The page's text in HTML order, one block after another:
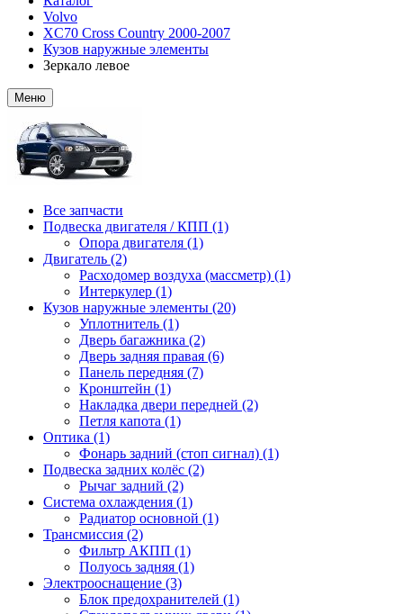
Volvo
XC70 Cross Country 2000-2007
Кузов наружные элементы
Зеркало левое
Меню
Все запчасти
Подвеска двигателя / КПП (1)
Опора двигателя (1)
Двигатель (2)
Расходомер воздуха (массметр) (1)
Интеркулер (1)
Кузов наружные элементы (20)
Уплотнитель (1)
Дверь багажника (2)
Дверь задняя правая (6)
Панель передняя (7)
Кронштейн (1)
Накладка двери передней (2)
Петля капота (1)
Оптика (1)
Фонарь задний (стоп сигнал) (1)
Подвеска задних колёс (2)
Рычаг задний (2)
Система охлаждения (1)
Радиатор основной (1)
Трансмиссия (2)
Фильтр АКПП (1)
Полуось задняя (1)
Электрооснащение (3)
Блок предохранителей (1)